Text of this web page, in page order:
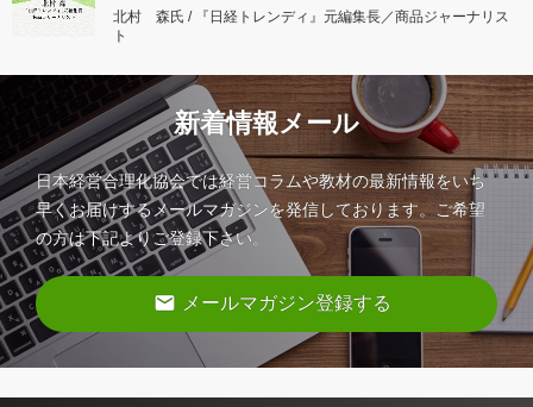
北村 森氏 / 『日経トレンディ』元編集長／商品ジャーナリス
ト
新着情報メール
日本経営合理化協会では経営コラムや教材の最新情報をいち
早くお届けするメールマガジンを発信しております。ご希望
の方は下記よりご登録下さい。
email メールマガジン登録する